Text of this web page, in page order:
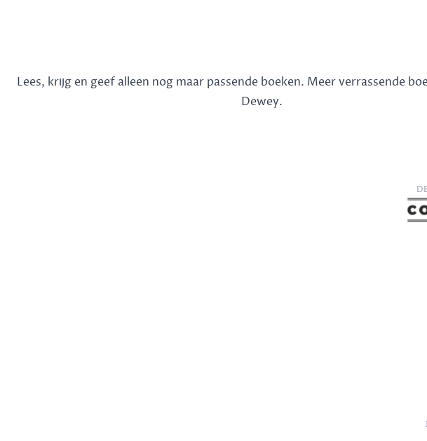
Lees, krijg en geef alleen nog maar passende boeken. Meer verrassende
Dewey.